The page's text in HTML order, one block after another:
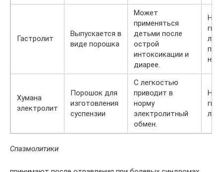
Гастролит
Выпускается в
виде порошка
Может
применяться
детьми после
острой
интоксикации и
диарее.
Не
Хумана
электролит
Порошок для
изготовления
суспензии
С легкостью
приводит в
норму
электролитный
обмен.
Не
Спазмолитики